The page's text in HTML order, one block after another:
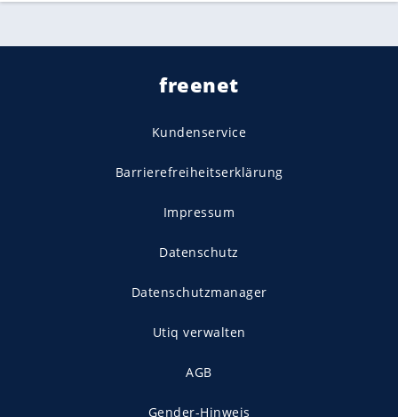
freenet
Kundenservice
Barrierefreiheitserklärung
Impressum
Datenschutz
Datenschutzmanager
Utiq verwalten
AGB
Gender-Hinweis